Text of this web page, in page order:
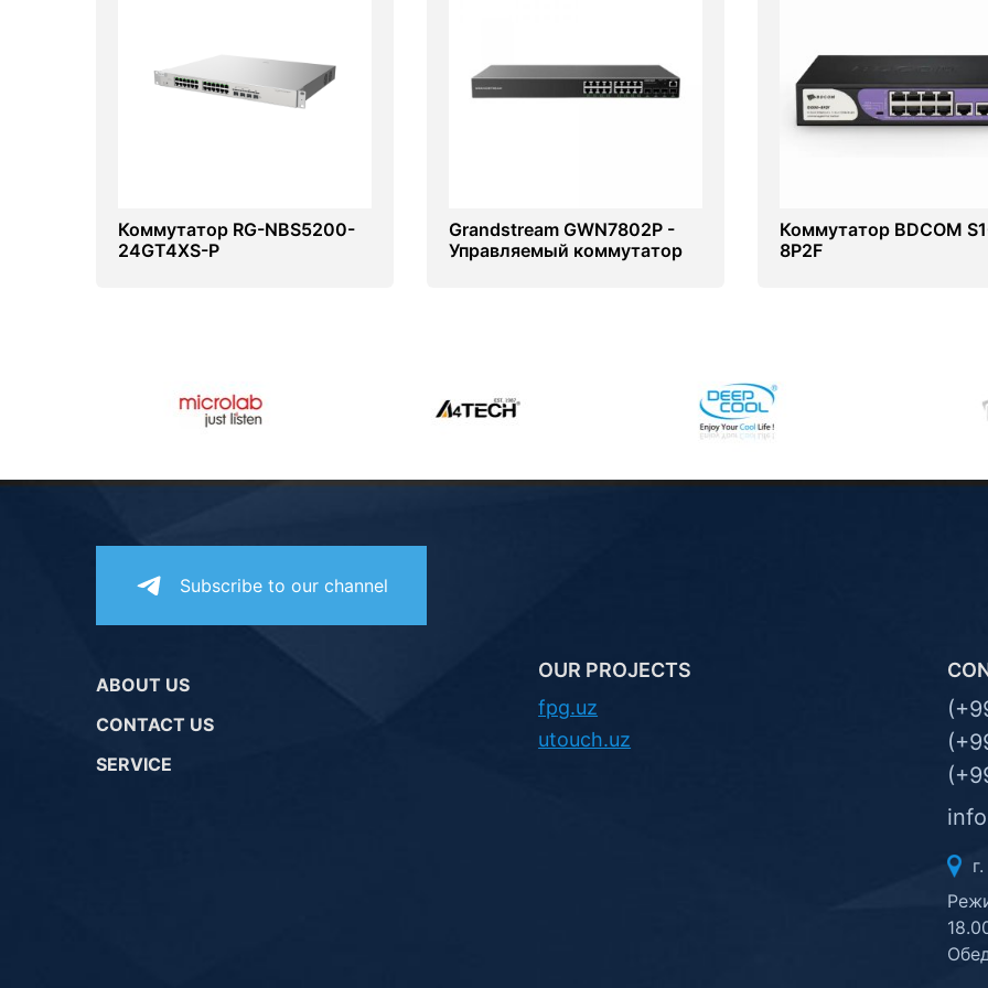
Коммутатор RG-NBS5200-
24GT4XS-P
Grandstream GWN7802P -
Управляемый коммутатор
Коммутатор BDCOM
8P2F
Subscribe to our channel
ABOUT US
CONTACT US
SERVICE
OUR PROJECTS
fpg.uz
utouch.uz